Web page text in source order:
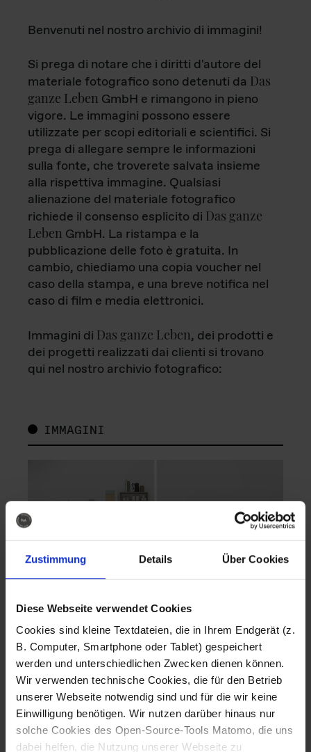
Zustimmung Details Über Cookies
Diese Webseite verwendet Cookies
Cookies sind kleine Textdateien, die in Ihrem Endgerät (z.
B. Computer, Smartphone oder Tablet) gespeichert
werden und unterschiedlichen Zwecken dienen können.
Wir verwenden technische Cookies, die für den Betrieb
unserer Webseite notwendig sind und für die wir keine
Einwilligung benötigen. Wir nutzen darüber hinaus nur
solche Cookies des Open-Source-Tools Matomo, die uns
dabei helfen, die Nutzung unserer Webseite zu
Benvenuti nel nostro archivio di immagini!
Si prega di notare che i diritti d'autore del
materiale fotografico sono detenuti da Das
ganze Leben GmbH e rimangono in pieno
vigore. Le immagini possono essere
utilizzate per scopi editoriali e scientifici. Si
prega di allegare sempre le informazioni
sulla fonte, che troverete salvata insieme
alla rispettiva immagine. Qualsiasi
alienazione del materiale fotografico
richiede il consenso esplicito di Das ganze
Leben GmbH. La ristampa e la
pubblicazione delle foto è gratuita. In
cambio, chiediamo una copia voucher nel
caso della stampa, e una breve notifica nel
caso di film e media elettronici.
Immagini di Das ganze Leben, dei prodotti e
dei progetti realizzati dai clienti si trovano
qui nel nostro archivio fotografico:
IMMAGINI
Fotografo: Lorenz
Sternbach
Download
Fotografo: Lorenz
Sternbach
Download